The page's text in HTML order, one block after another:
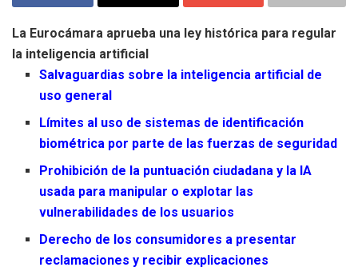
La Eurocámara aprueba una ley histórica para regular
la inteligencia artificial
Salvaguardias sobre la inteligencia artificial de
uso general
Límites al uso de sistemas de identificación
biométrica por parte de las fuerzas de seguridad
Prohibición de la puntuación ciudadana y la IA
usada para manipular o explotar las
vulnerabilidades de los usuarios
Derecho de los consumidores a presentar
reclamaciones y recibir explicaciones